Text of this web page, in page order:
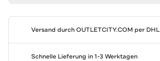
Versand durchOUTLETCITY.COM per DHL
Schnelle Lieferung in 1-3 Werktagen